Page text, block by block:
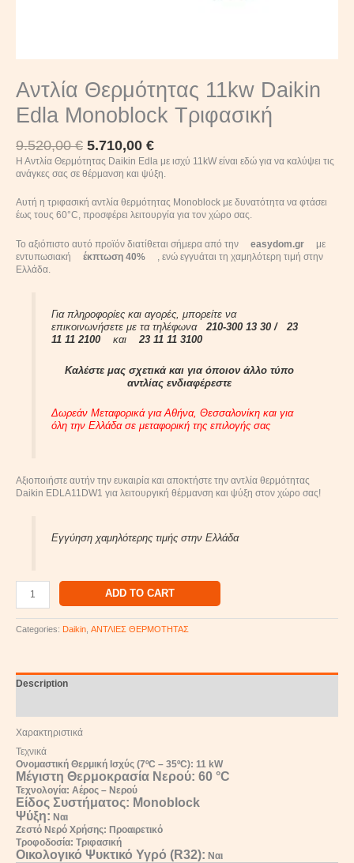
Αντλία Θερμότητας 11kw Daikin
Edla Monoblock Τριφασική
9.520,00€ 5.710,00 €
Η Αντλία Θερμότητας Daikin Edla με ισχύ 11kW είναι εδώ για να καλύψει τις
ανάγκες σας σε θέρμανση και ψύξη.
Αυτή η τριφασική αντλία θερμότητας Monoblock με δυνατότητα να φτάσει
έως τους 60°C, προσφέρει λειτουργία για τον χώρο σας.
Το αξιόπιστο αυτό προϊόν διατίθεται σήμερα από την easydom.gr
με
εντυπωσιακή έκπτωση 40% , ενώ εγγυάται τη χαμηλότερη τιμή στην
Ελλάδα.
Για πληροφορίες και αγορές, μπορείτε να
επικοινωνήσετε με τα τηλέφωνα 210-300 13 30 /
23
11 11 2100και 23 11 11 3100
Καλέστε μας σχετικά και για όποιον άλλο τύπο
αντλίας ενδιαφέρεστε
Δωρεάν Μεταφορικά για Αθήνα, Θεσσαλονίκη και για
όλη την Ελλάδα σε μεταφορική της επιλογής σας
Αξιοποιήστε αυτήν την ευκαιρία και αποκτήστε την αντλία θερμότητας
Daikin EDLA11DW1 για λειτουργική θέρμανση και ψύξη στον χώρο σας!
Εγγύηση χαμηλότερης τιμής στην Ελλάδα
ADD TO CART
Categories: Daikin ΑΝΤΛΙΕΣ ΘΕΡΜΟΤΗΤΑΣ
Description
Χαρακτηριστικά
Τεχνικά
Ονομαστική Θερμική Ισχύς (7ºC – 35ºC): 11 kW
Μέγιστη Θερμοκρασία Νερού: 60 °C
Τεχνολογία: Αέρος – Νερού
Είδος Συστήματος: Monoblock
Ψύξη: Ναι
Ζεστό Νερό Χρήσης: Προαιρετικό
Τροφοδοσία: Τριφασική
Οικολογικό Ψυκτικό Υγρό (R32): Ναι